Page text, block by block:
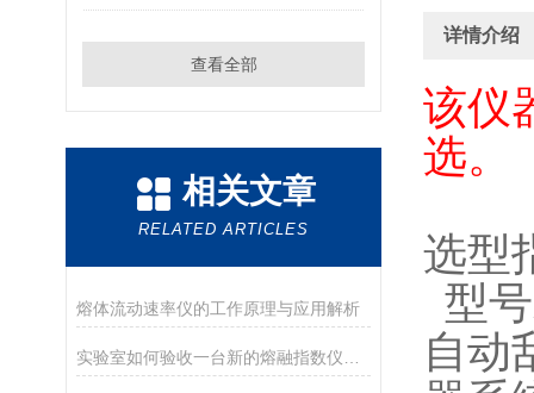
查看全部
相关文章
RELATED ARTICLES
熔体流动速率仪的工作原理与应用解析
详情介绍
该仪
选。
选型
型
自动